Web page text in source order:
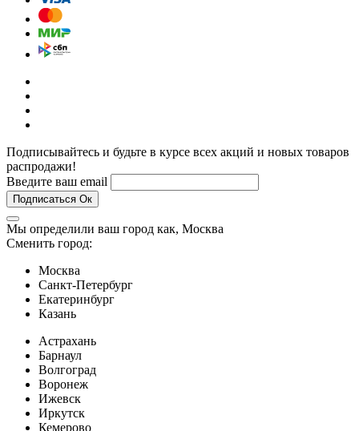
Подписывайтесь и будьте в курсе всех акций и новых товаров
распродажи!
Введите ваш email
Подписаться Ок
Мы определили ваш город как, Москва
Сменить город:
Москва
Санкт-Петербург
Екатеринбург
Казань
Астрахань
Барнаул
Волгоград
Воронеж
Ижевск
Иркутск
Кемерово